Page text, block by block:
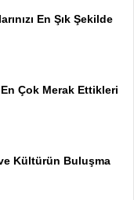
En Şık Şekilde
Çok Merak Ettikleri
Kültürün Buluşma